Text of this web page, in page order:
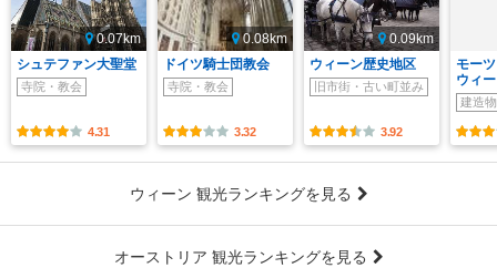
0.07km
シュテファン大聖堂
寺院・教会
4.31
0.08km
ドイツ騎士団教会
寺院・教会
3.32
0.09km
ウィーン歴史地区
旧市街・古い町並み
3.92
モー
ウィ
建造物
ウィーン 観光ランキングを見る
オーストリア 観光ランキングを見る